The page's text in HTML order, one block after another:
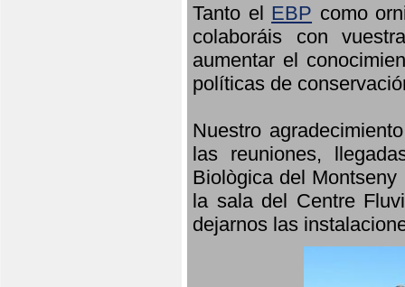
Tanto el EBP como
colaboráis con
aumentar el
políticas de
Nuestro
las reuniones,
Biològica del
la sala del Centre
dejarnos las